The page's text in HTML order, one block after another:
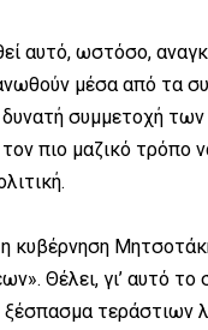
αυτό, ωστόσο,
μέσα από τα
συμμετοχή
πιο μαζικό τρόπο
κυβέρνηση
Θέλει, γι’ αυτό
τεράστιων